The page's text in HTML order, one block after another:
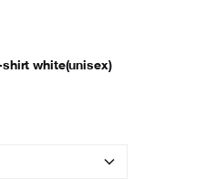
white(unisex)